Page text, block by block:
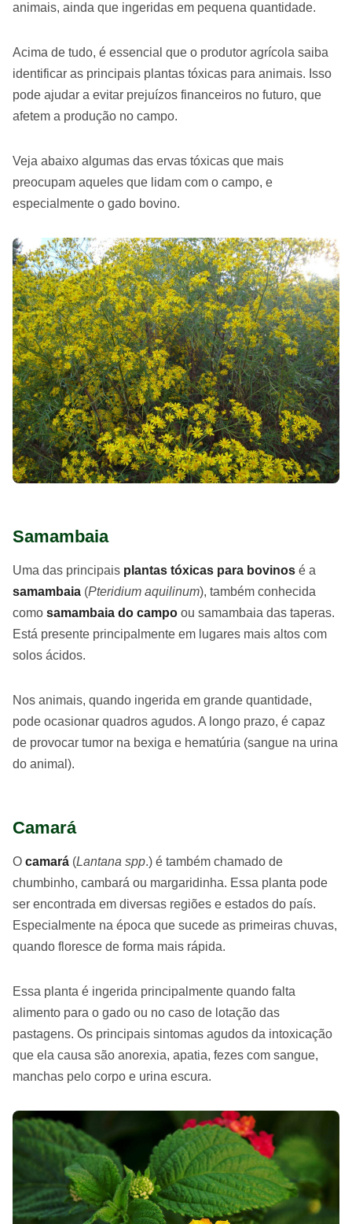
animais, ainda que ingeridas em pequena quantidade.
Acima de tudo, é essencial que o produtor agrícola saiba
identificar as principais plantas tóxicas para animais. Isso
pode ajudar a evitar prejuízos financeiros no futuro, que
afetem a produção no campo.
Veja abaixo algumas das ervas tóxicas que mais
preocupam aqueles que lidam com o campo, e
especialmente o gado bovino.
Samambaia
Uma das principais plantas tóxicas para bovinos é a
samambaia (Pteridium aquilinum), também conhecida
como samambaia do campo ou samambaia das taperas.
Está presente principalmente em lugares mais altos com
solos ácidos.
Nos animais, quando ingerida em grande quantidade,
pode ocasionar quadros agudos. A longo prazo, é capaz
de provocar tumor na bexiga e hematúria (sangue na urina
do animal).
Camará
O camará (Lantana spp.) é também chamado de
chumbinho, cambará ou margaridinha. Essa planta pode
ser encontrada em diversas regiões e estados do país.
Especialmente na época que sucede as primeiras chuvas,
quando floresce de forma mais rápida.
Essa planta é ingerida principalmente quando falta
alimento para o gado ou no caso de lotação das
pastagens. Os principais sintomas agudos da intoxicação
que ela causa são anorexia, apatia, fezes com sangue,
manchas pelo corpo e urina escura.